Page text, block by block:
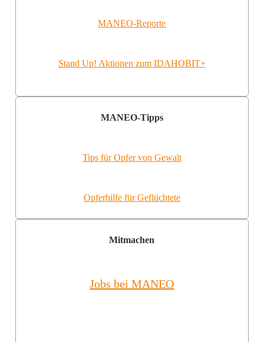
MANEO-Reporte
Stand Up! Aktionen zum IDAHOBIT+
MANEO-Tipps
Tips für Opfer von Gewalt
Opferhilfe für Geflüchtete
Mitmachen
Jobs bei MANEO